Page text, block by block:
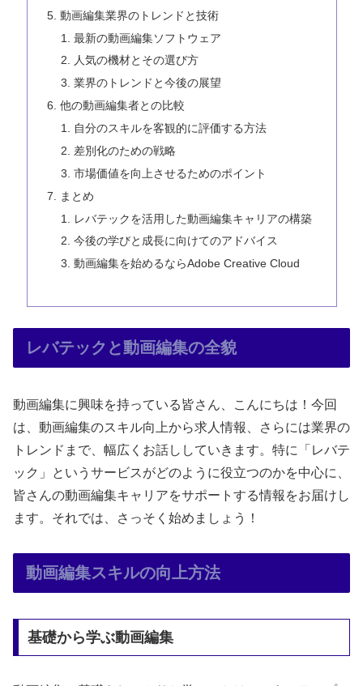
動画編集業界のトレンドと技術
最新の動画編集ソフトウェア
人気の機材とその選び方
業界のトレンドと今後の展望
他の動画編集者との比較
自分のスキルを客観的に評価する方法
差別化のための戦略
市場価値を向上させるためのポイント
まとめ
レバテックを活用した動画編集キャリアの構築
今後の学びと成長に向けてのアドバイス
動画編集を始めるならAdobe Creative Cloud
レバテックと動画編集の全貌
動画編集に興味を持っている皆さん、こんにちは！今回
は、動画編集のスキル向上から求人情報、さらには業界の
トレンドまで、幅広くお話ししていきます。特に「レバテ
ック」というサービスがどのように役立つのかを中心に、
皆さんの動画編集キャリアをサポートする情報をお届けし
ます。それでは、さっそく始めましょう！
動画編集スキルの向上方法
基礎から学ぶ動画編集